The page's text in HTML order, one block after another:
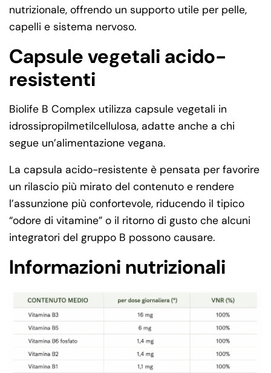
nutrizionale, offrendo un supporto utile per pelle,
capelli e sistema nervoso.
Capsule vegetali acido-
resistenti
Biolife B Complex utilizza capsule vegetali in
idrossipropilmetilcellulosa, adatte anche a chi
segue un’alimentazione vegana.
La capsula acido-resistente è pensata per favorire
un rilascio più mirato del contenuto e rendere
l’assunzione più confortevole, riducendo il tipico
“odore di vitamine” o il ritorno di gusto che alcuni
integratori del gruppo B possono causare.
Informazioni nutrizionali